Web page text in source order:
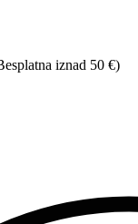
iznad 50 €)